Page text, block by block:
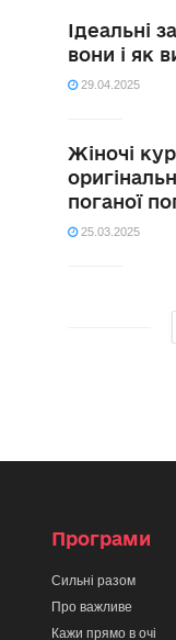
Ідеальні
вони і як
29.04.2025
Жіночі
поганої
25.03.2025
Програми
Сильні разом
Про важливе
Кажи прямо в очі